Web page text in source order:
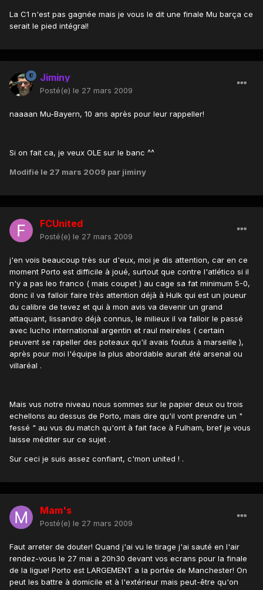
La C1 n'est pas gagnée mais je vous le dit une finale Mu barça ce
serait le pied intégral!
Jiminy
Posté(e) le 27 mars 2009
naaaan Mu-Bayern, 10 ans après pour leur rappeller!
Si on fait ca, je veux OLE sur le banc ^^
Modifié le 27 mars 2009 par jiminy
FCUnited
Posté(e) le 27 mars 2009
j'en vois beaucoup très sur d'eux, moi je dis attention, car en ce
moment Porto est difficile à joué, surtout que contre l'atlético si il
n'y a pas leo franco ( mais coupet ) au cage sa fat minimum 5-0,
donc il va falloir faire très attention déjà à Hulk qui est un joueur
du calibre de tevez et qui à mon avis va devenir un grand
attaquant, lissandro déjà connus, le milieux il va falloir le passé
avec lucho international argentin et raul meireles ( certain
peuvent se rapeller des poteaux qu'il avais foutus à marseille ),
après pour moi l'équipe la plus abordable aurait été arsenal ou
villaréal .
Mais vus notre niveau nous sommes sur le papier deux ou trois
echellons au dessus de Porto, mais dire qu'il vont prendre un "
fessé " au vus du match qu'ont à fait face à Fulham, bref je vous
laisse méditer sur ce sujet .
Sur ceci je suis assez confiant, c'mon united ! .
Mam's
Posté(e) le 27 mars 2009
Faut arreter de douter! Quand j'ai vu le tirage j'ai sauté en l'air
rendez-vous le 27 mai a 20h30 devant vos ecrans pour la finale
de la ligue! Porto est LARGEMENT a la portée de Manchester! On
peut les battre à domicile et à l'extérieur mais peut-être qu'on